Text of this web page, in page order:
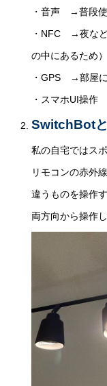
・音声 →普段
・NFC →夜など
の中にあるため）
・GPS →部屋に
・スマホUI操
SwitchBot
私の自宅ではス
リモコンの赤外
違うものを操作
両方向から操作